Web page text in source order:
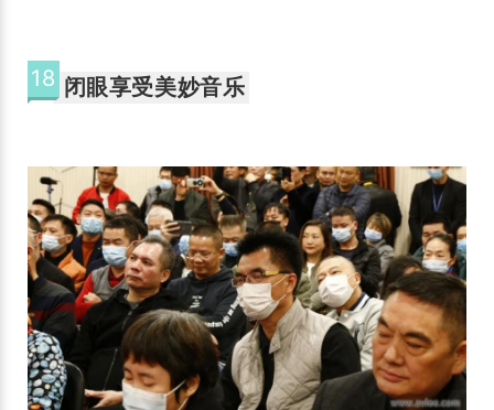
18 闭眼享受美妙音乐